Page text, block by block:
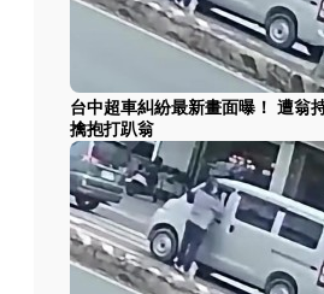
台中超車糾紛最新畫面曝！ 遭翁
擒抱打趴翁